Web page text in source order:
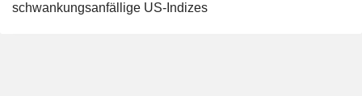
schwankungsanfällige US-Indizes